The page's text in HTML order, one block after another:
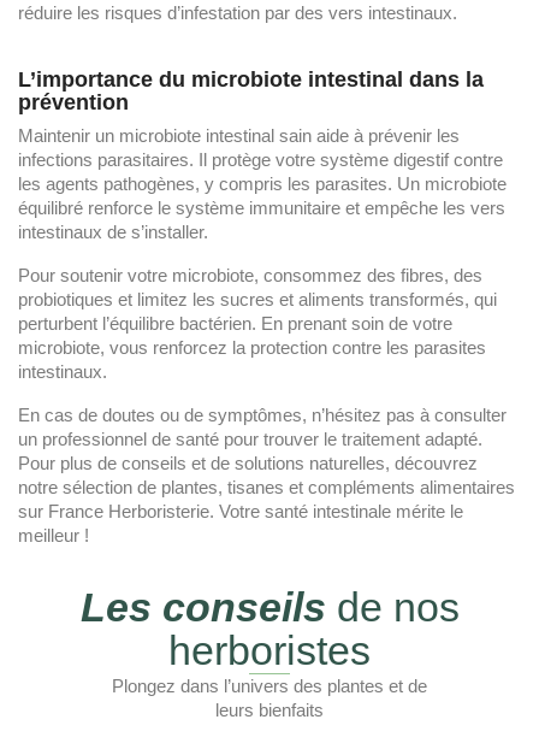
réduire les risques d’infestation par des vers intestinaux.
L’importance du microbiote intestinal dans la
prévention
Maintenir un microbiote intestinal sain aide à prévenir les
infections parasitaires. Il protège votre système digestif contre
les agents pathogènes, y compris les parasites. Un microbiote
équilibré renforce le système immunitaire et empêche les vers
intestinaux de s’installer.
Pour soutenir votre microbiote, consommez des fibres, des
probiotiques et limitez les sucres et aliments transformés, qui
perturbent l’équilibre bactérien. En prenant soin de votre
microbiote, vous renforcez la protection contre les parasites
intestinaux.
En cas de doutes ou de symptômes, n’hésitez pas à consulter
un professionnel de santé pour trouver le traitement adapté.
Pour plus de conseils et de solutions naturelles, découvrez
notre sélection de plantes, tisanes et compléments alimentaires
sur France Herboristerie. Votre santé intestinale mérite le
meilleur !
Les conseils de nos
herboristes
Plongez dans l’univers des plantes et de
leurs bienfaits